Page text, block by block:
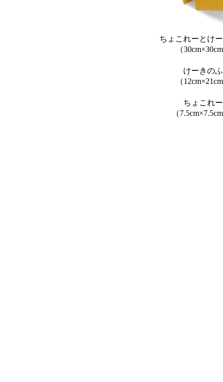
ちょこれーとけ
（
けーきの
（
ちょこれ
（